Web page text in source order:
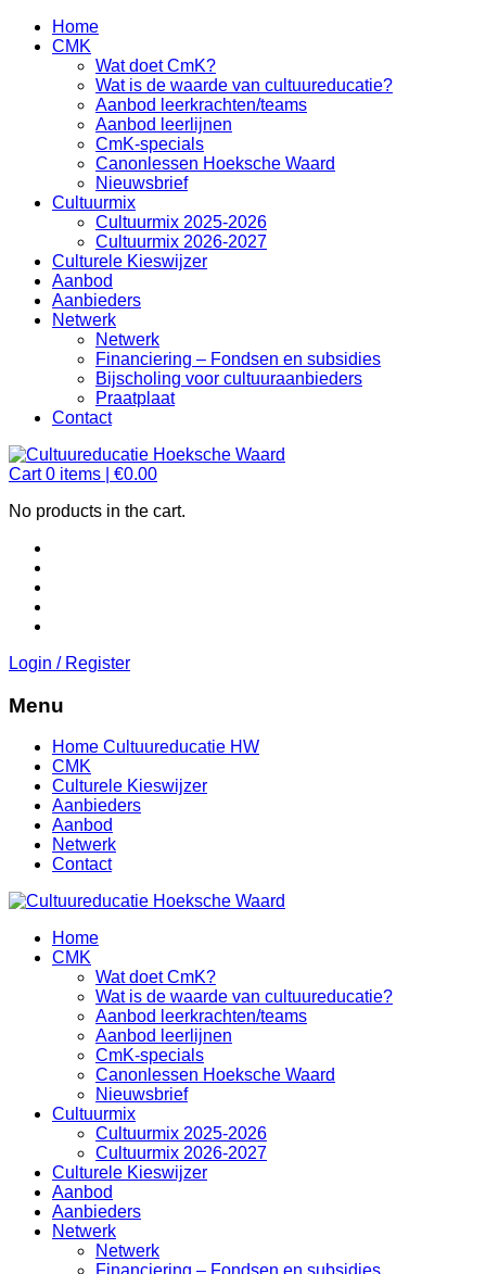
Home
CMK
Wat doet CmK?
Wat is de waarde van cultuureducatie?
Aanbod leerkrachten/teams
Aanbod leerlijnen
CmK-specials
Canonlessen Hoeksche Waard
Nieuwsbrief
Cultuurmix
Cultuurmix 2025-2026
Cultuurmix 2026-2027
Culturele Kieswijzer
Aanbod
Aanbieders
Netwerk
Netwerk
Financiering – Fondsen en subsidies
Bijscholing voor cultuuraanbieders
Praatplaat
Contact
Cart0 items | €0.00
No products in the cart.
Login / Register
Menu
Home Cultuureducatie HW
CMK
Culturele Kieswijzer
Aanbieders
Aanbod
Netwerk
Contact
Home
CMK
Wat doet CmK?
Wat is de waarde van cultuureducatie?
Aanbod leerkrachten/teams
Aanbod leerlijnen
CmK-specials
Canonlessen Hoeksche Waard
Nieuwsbrief
Cultuurmix
Cultuurmix 2025-2026
Cultuurmix 2026-2027
Culturele Kieswijzer
Aanbod
Aanbieders
Netwerk
Netwerk